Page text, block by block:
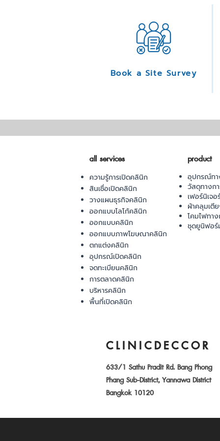
Book a Site Survey
all services
ความรู้การเปิดคลินิก
สินเชื่อเปิดคลินิก
วางแผนธุรกิจคลินิก
ออกแบบโลโก้คลินิก
ออกแบบคลินิก
ออกแบบภาพโฆษณาคลินิก
ตกแต่งคลินิก
อุปกรณ์เปิดคลินิก
จดทะเบียนคลินิก
การตลาดคลินิก
บริหารคลินิก
พื้นที่เปิดคลินิก
product
อุปกรณ์ทา
วัสดุทางก
เฟอร์นิเจ
ผ้าคลุมเตี
โคมไฟทา
ชุดยูนิฟอร์
CLINICDECCOR
633/1 Sathu Pradit Rd. Bang Phong
Phang Sub-District, Yannawa District
Bangkok 10120